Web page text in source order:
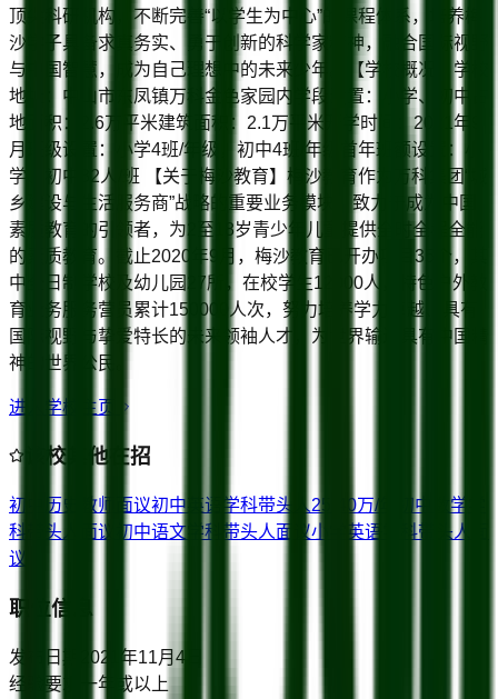
顶尖科研机构，不断完善“以学生为中心”的课程体系，培养梅
沙学子具备求真务实、勇于创新的科学家精神，融合国际视野
与中国智慧，成为自己理想中的未来少年。【学校概况】学校
地址：中山市东凤镇万科金色家园内学段设置：小学、初中占
地面积：2.6万平米建筑面积：2.1万平米开学时间：2021年9
月班级设置：小学4班/年级，初中4班/年级首年班额设置：小
学、初中32人/班 【关于梅沙教育】梅沙教育作为万科集团“城
乡建设与生活服务商”战略的重要业务模块，致力于成为中国
素质教育的引领者，为2至18岁青少年儿童提供全时全程全能
的素质教育。截止2020年9月，梅沙教育已开办项目35个，其
中全日制学校及幼儿园27所，在校学生12000人，特色户外教
育业务服务营员累计150000人次，努力培养学力卓越、具有
国际视野与挚爱特长的未来领袖人才，为世界输送具有中国精
神的世界公民。
进入学校主页
该校其他在招
初中历史教师 面议初中英语学科带头人25-40万/年
初中数学学
科带头人
面议 初中语文学科带头人面议小学英语学科带头人
议
职位信息
发布日期
2021年11月4日
经验要求
一年或以上